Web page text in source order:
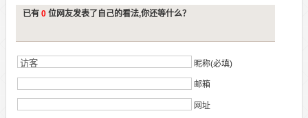
已有0 位网友发表了自己的看法,你还等什么？
昵称(必填)
邮箱
网址